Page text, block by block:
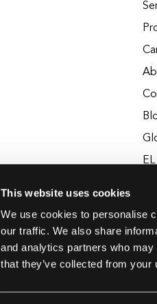
This website uses cookies
We use cookies to personalise
our traffic. We also share
and analytics partners who
that they’ve collected from